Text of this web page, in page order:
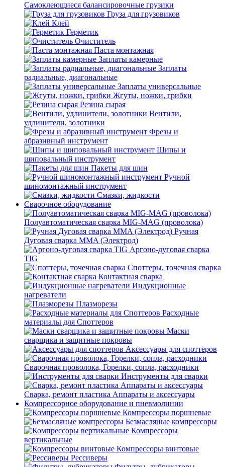
Самоклеющиеся балансировочные грузики
Груза для грузовиков
Клей
Герметик
Очиститель
Паста монтажная
Заплаты камерные
Заплаты
радиальные, диагональные
Заплаты универсальные
Жгуты, ножки, грибки
Резина сырая
Вентили,
удлинители, золотники
Фрезы и
абразивный инструмент
Шипы и
шиповальный инструмент
Пакеты для шин
Ручной
шиномонтажный инструмент
Смазки, жидкости
Сварочное оборудование
Полуавтоматическая сварка MIG-MAG (проволока)
Ручная
Дуговая сварка MMA (Электрод)
Аргоно-дуговая сварка
TIG
Споттеры, точечная сварка
Контактная сварка
Индукционные
нагреватели
Плазморезы
Расходные
материалы для Споттеров
Маски
сварщика и защитные покровы
Аксессуары для споттеров
Сварочная проволока, Горелки, сопла, расходники
Инструменты для сварки
Сварка, ремонт пластика Аппараты и аксессуары
Компрессорное оборудование и пневмолинии
Компрессоры поршневые
Безмасляные компрессоры
Компрессоры
вертикальные
Компрессоры винтовые
Рессиверы